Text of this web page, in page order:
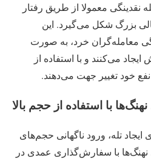
نقدینگی معمولا از طریق رفتار
بزرگ شکل می‌گیرد. این
معامله‌گران خرد، به‌ صورت
می‌کنند و با استفاده از
نفع خود تغییر جهت می‌دهند.
با استفاده از حجم بالا
ایجاد تله، ورود ناگهانی حجم‌های
با سفارش‌گذاری عمدی در